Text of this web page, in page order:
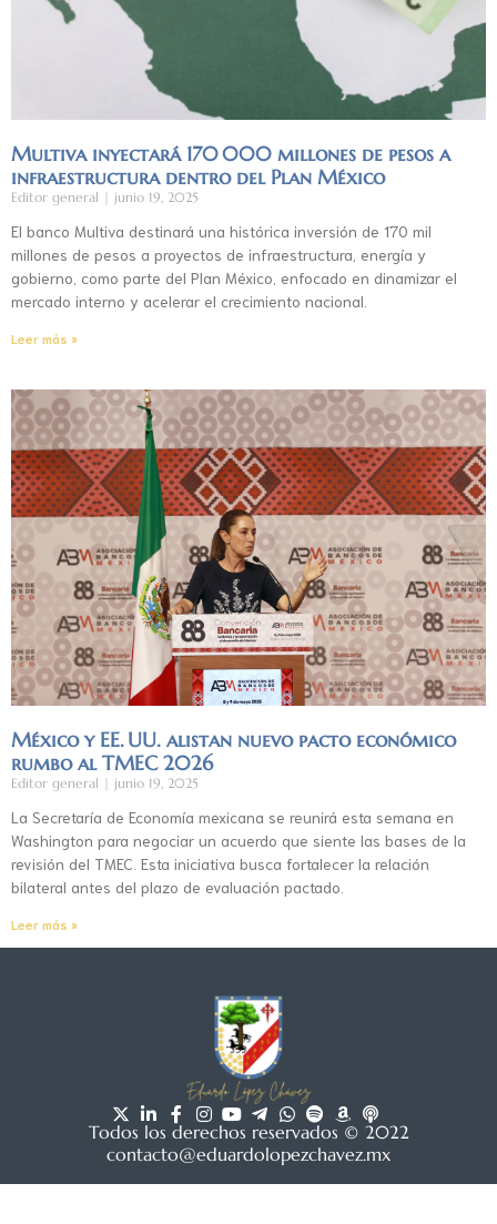
Multiva inyectará 170 000 millones de pesos a
infraestructura dentro del Plan México
Editor general junio 19, 2025
El banco Multiva destinará una histórica inversión de 170 mil
millones de pesos a proyectos de infraestructura, energía y
gobierno, como parte del Plan México, enfocado en dinamizar el
mercado interno y acelerar el crecimiento nacional.
Leer más »
México y EE. UU. alistan nuevo pacto económico
rumbo al TMEC 2026
Editor general junio 19, 2025
La Secretaría de Economía mexicana se reunirá esta semana en
Washington para negociar un acuerdo que siente las bases de la
revisión del TMEC. Esta iniciativa busca fortalecer la relación
bilateral antes del plazo de evaluación pactado.
Leer más »
Todos los derechos reservados © 2022
contacto@eduardolopezchavez.mx